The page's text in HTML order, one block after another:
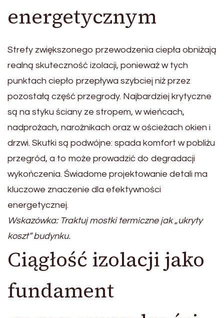
energetycznym
Strefy zwiększonego przewodzenia ciepła obniżają
realną skuteczność izolacji, ponieważ w tych
punktach ciepło przepływa szybciej niż przez
pozostałą część przegrody. Najbardziej krytyczne
są na styku ściany ze stropem, w wieńcach,
nadprożach, narożnikach oraz w ościeżach okien i
drzwi. Skutki są podwójne: spada komfort w pobliżu
przegród, a to może prowadzić do degradacji
wykończenia. Świadome projektowanie detali ma
kluczowe znaczenie dla efektywności
energetycznej.
Wskazówka: Traktuj mostki termiczne jak „ukryty
koszt” budynku.
Ciągłość izolacji jako
fundament